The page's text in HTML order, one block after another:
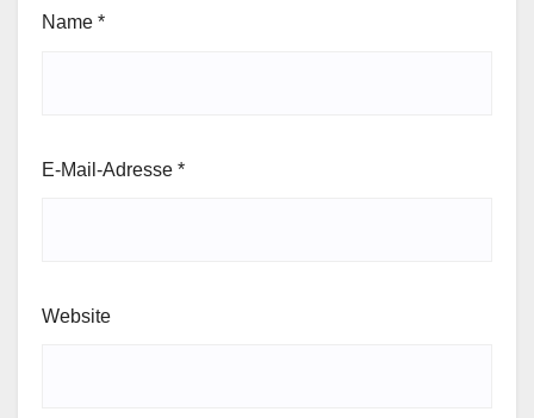
Name *
E-Mail-Adresse *
Website